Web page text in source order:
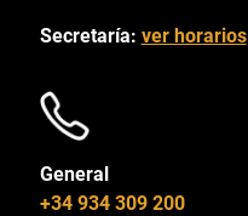
Secretaría: ver horarios
General
+34 934 309 200